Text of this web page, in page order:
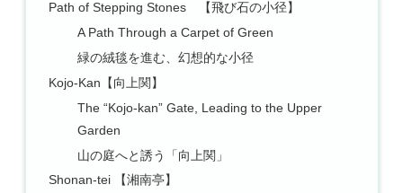
Path of Stepping Stones 【飛び石の小径】
A Path Through a Carpet of Green
緑の絨毯を進む、幻想的な小径
Kojo-Kan【向上関】
The “Kojo-kan” Gate, Leading to the Upper
Garden
山の庭へと誘う「向上関」
Shonan-tei 【湘南亭】